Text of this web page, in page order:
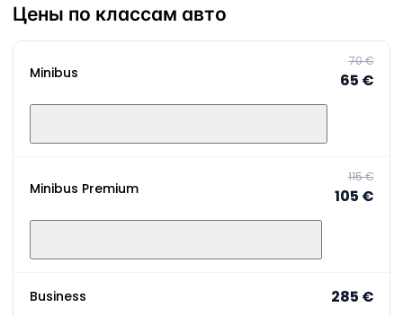
Цены по классам авто
Minibus
70 €
65 €
Minibus Premium
115 €
105 €
Business 285 €